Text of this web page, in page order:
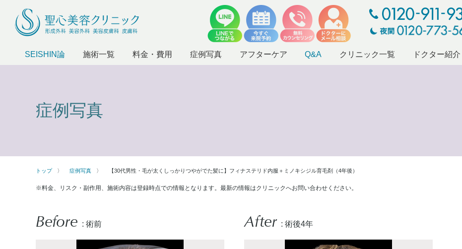
SEISHIN論 施術一覧 料金・費用 症例写真 アフターケア Q&A クリニック一覧 ドクター紹介
症例写真
トップ 症例写真 【30代男性・毛が太くしっかりつやがでた髪に】フィナステリド内服＋ミノキシジル育毛剤（4年後）
※料金、リスク・副作用、施術内容は登録時点での情報となります。最新の情報はクリニックへお問い合わせください。
Before : 術前 After : 術後4年